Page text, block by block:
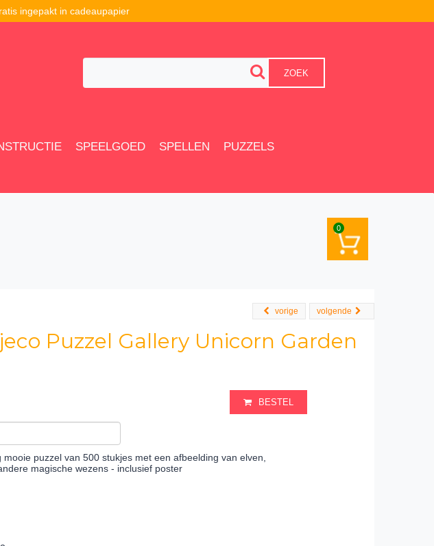
ingepakt in cadeaupapier
ZOEK
SPEELGOED SPELLEN PUZZELS
0
volgende
vorige
Puzzel Gallery Unicorn Garden
BESTEL
mooie puzzel van 500 stukjes met een afbeelding van elven,
magische wezens - inclusief poster